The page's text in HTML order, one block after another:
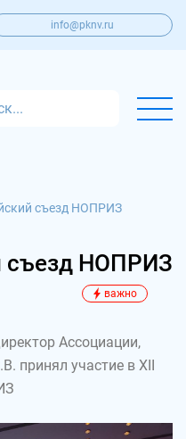
info@pknv.ru
съезд НОПРИЗ
съезд НОПРИЗ
важно
Ассоциации,
принял участие в XII